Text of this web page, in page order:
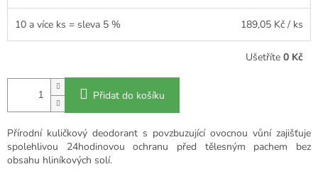
10 a více ks = sleva 5 % 189,05 Kč / ks
Ušetříte 0 Kč
Přidat do košíku
Přírodní kuličkový deodorant s povzbuzující ovocnou vůní zajišťuje
spolehlivou 24hodinovou ochranu před tělesným pachem bez
obsahu hliníkových solí.